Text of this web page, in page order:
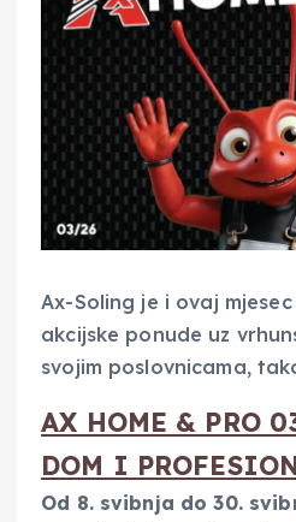
Ax-Soling je i ovaj
akcijske ponude uz
svojim poslovnicama,
AX HOME & PRO
DOM I
Od 8. svibnja do 30.